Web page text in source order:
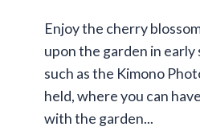
Enjoy the cherry
upon the garden in early
such as the Kimono
held, where you can
with the garden...